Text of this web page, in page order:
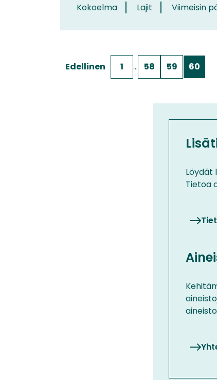
Kokoelma Lajit Viimeisin
Edellinen 1 … 58 59 60
Löydät
Tietoa